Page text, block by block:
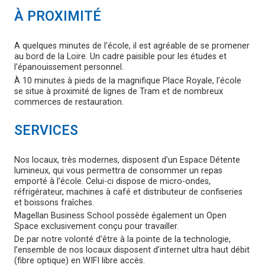
À PROXIMITÉ
A quelques minutes de l’école, il est agréable de se promener
au bord de la Loire. Un cadre paisible pour les études et
l’épanouissement personnel.
À 10 minutes à pieds de la magnifique Place Royale, l’école
se situe à proximité de lignes de Tram et de nombreux
commerces de restauration.
SERVICES
Nos locaux, très modernes, disposent d’un Espace Détente
lumineux, qui vous permettra de consommer un repas
emporté à l’école. Celui-ci dispose de micro-ondes,
réfrigérateur, machines à café et distributeur de confiseries
et boissons fraîches.
Magellan Business School possède également un Open
Space exclusivement conçu pour travailler.
De par notre volonté d’être à la pointe de la technologie,
l’ensemble de nos locaux disposent d’internet ultra haut débit
(fibre optique) en WIFI libre accès.